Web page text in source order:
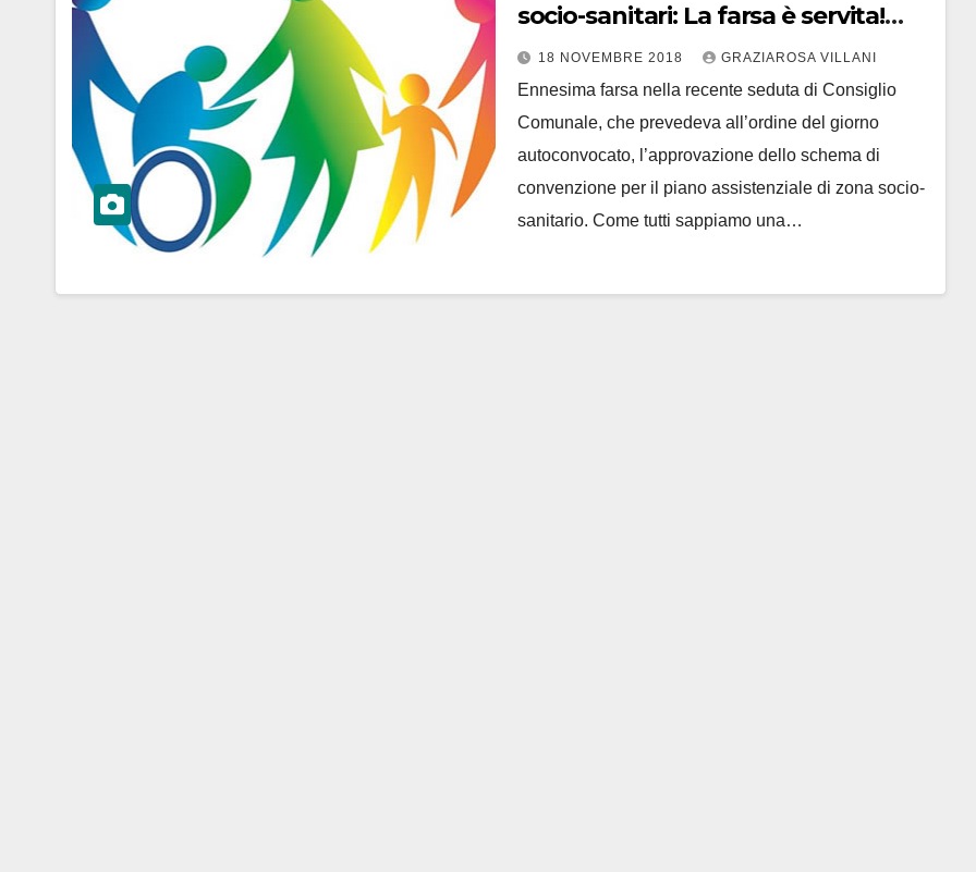
socio-sanitari: La farsa è servita!
Galea vattene
18 NOVEMBRE 2018 GRAZIAROSA VILLANI
Ennesima farsa nella recente seduta di Consiglio
Comunale, che prevedeva all’ordine del giorno
autoconvocato, l’approvazione dello schema di
convenzione per il piano assistenziale di zona socio-
sanitario. Come tutti sappiamo una…